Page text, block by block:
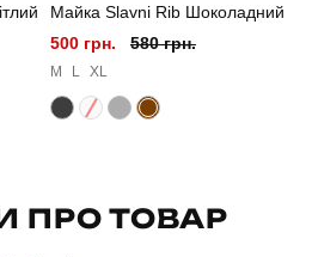
плащівка
Майка Slavni Rib Шоколадний
500 грн.
580 грн.
M L XL
ПРО ТОВАР